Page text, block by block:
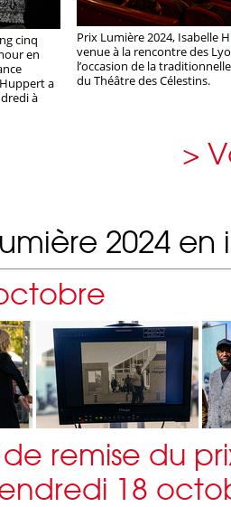
cinq
en
a
à
Prix Lumière 2024, Isabelle
venue à la rencontre des
l’occasion de la
du Théâtre des Célestins.
>
2024 en
remise du
18